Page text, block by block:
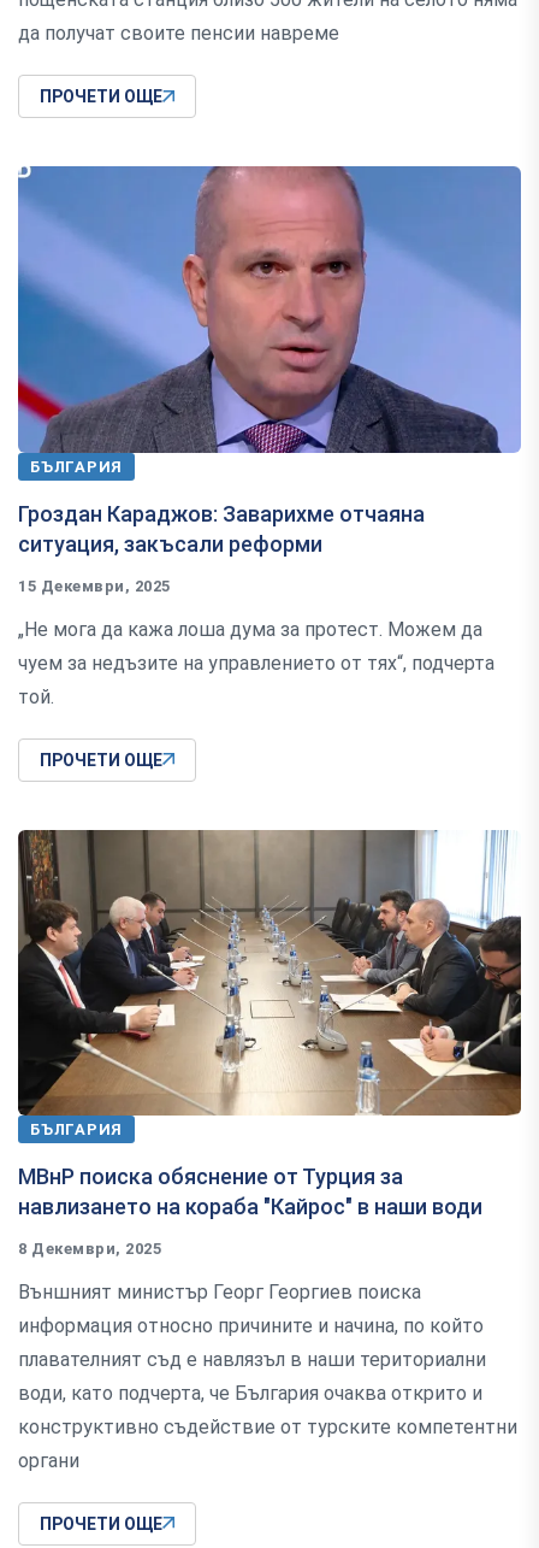
да получат своите пенсии навреме
ПРОЧЕТИ ОЩЕ
БЪЛГАРИЯ
Гроздан Караджов: Заварихме отчаяна
ситуация, закъсали реформи
15 Декември, 2025
„Не мога да кажа лоша дума за протест. Можем да
чуем за недъзите на управлението от тях“, подчерта
той.
ПРОЧЕТИ ОЩЕ
БЪЛГАРИЯ
МВнР поиска обяснение от Турция за
навлизането на кораба "Кайрос" в наши води
8 Декември, 2025
Външният министър Георг Георгиев поиска
информация относно причините и начина, по който
плавателният съд е навлязъл в наши териториални
води, като подчерта, че България очаква открито и
конструктивно съдействие от турските компетентни
органи
ПРОЧЕТИ ОЩЕ